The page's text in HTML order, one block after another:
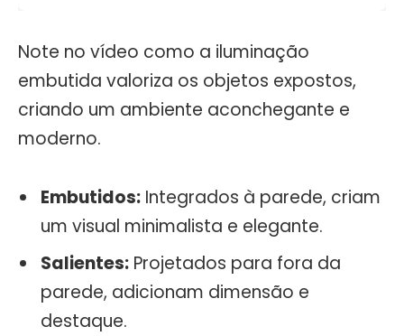
Note no vídeo como a iluminação
embutida valoriza os objetos expostos,
criando um ambiente aconchegante e
moderno.
Embutidos: Integrados à parede, criam
um visual minimalista e elegante.
Salientes: Projetados para fora da
parede, adicionam dimensão e
destaque.